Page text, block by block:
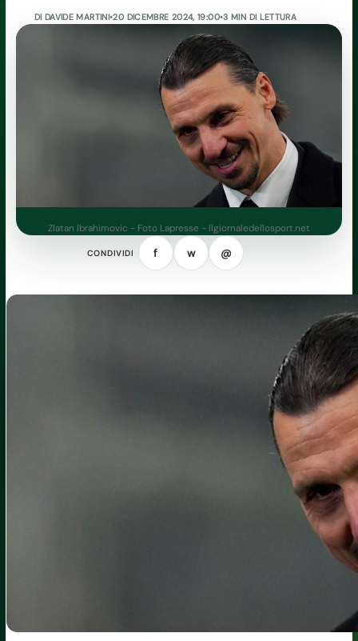
DI DAVIDE MARTINI•20 DICEMBRE 2024, 19:00•3 MIN DI LETTURA
Zlatan Ibrahimovic - Foto Lapresse - Ilgiornaledellosport.net
CONDIVIDI f w @